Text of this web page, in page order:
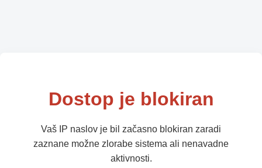
Dostop je blokiran
Vaš IP naslov je bil začasno blokiran zaradi
zaznane možne zlorabe sistema ali nenavadne
aktivnosti.